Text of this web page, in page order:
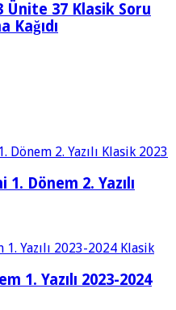
Ünite 37 Klasik Soru
Kağıdı
1. Dönem 2. Yazılı
1. Yazılı 2023-2024